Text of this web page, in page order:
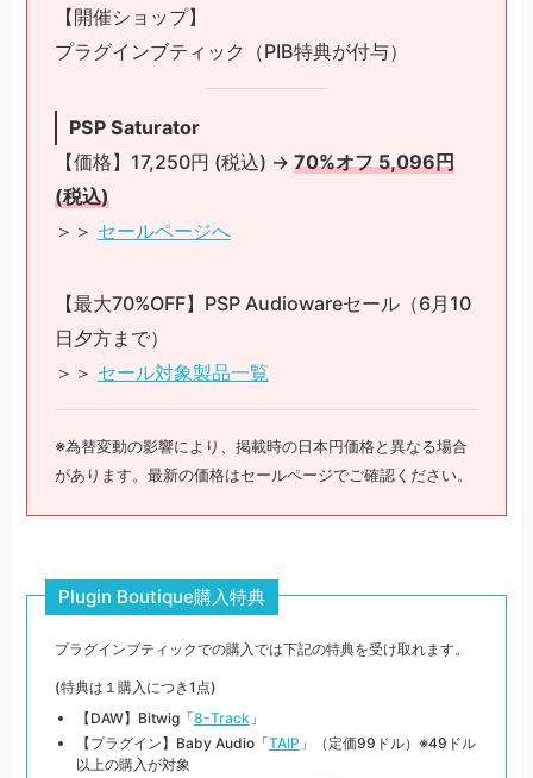
【開催ショップ】
プラグインブティック（PIB特典が付与）
PSP Saturator
【価格】17,250円 (税込) → 70%オフ 5,096円
(税込)
＞＞ セールページへ
【最大70%OFF】PSP Audiowareセール（6月10
日夕方まで）
＞＞ セール対象製品一覧
※為替変動の影響により、掲載時の日本円価格と異なる場合
があります。最新の価格はセールページでご確認ください。
Plugin Boutique購入特典
プラグインブティックでの購入では下記の特典を受け取れます。
(特典は１購入につき1点)
【DAW】Bitwig「8-Track 」
【プラグイン】Baby Audio「TAIP 」（定価99ドル）※49ドル
以上の購入が対象